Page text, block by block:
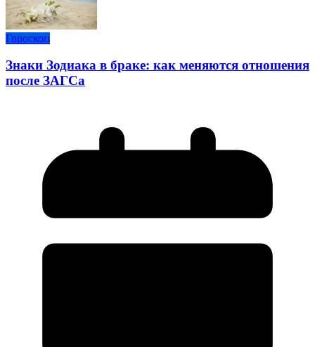
Гороскоп
Знаки Зодиака в браке: как меняются отношения
после ЗАГСа